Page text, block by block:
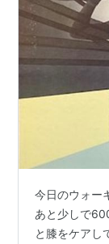
今日のウォー
あと少しで
と膝をケアし